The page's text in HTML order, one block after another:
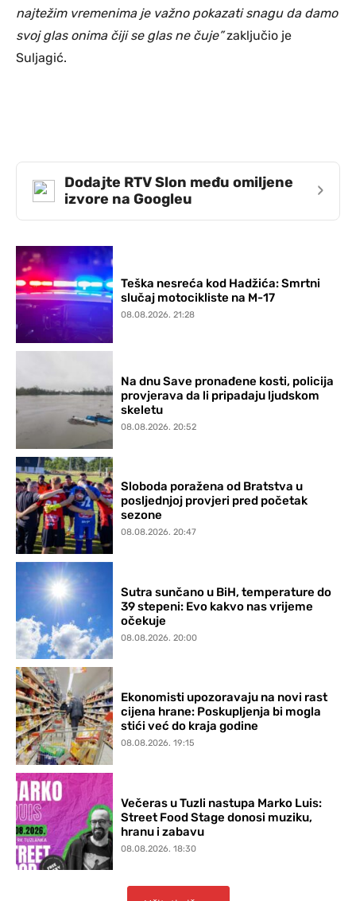
najtežim vremenima je važno pokazati snagu da damo
svoj glas onima čiji se glas ne čuje”zaključio je
Suljagić.
Dodajte RTV Slon među omiljene
izvore na Googleu
›
Teška nesreća kod Hadžića: Smrtni
slučaj motocikliste na M-17
08.08.2026. 21:28
Na dnu Save pronađene kosti, policija
provjerava da li pripadaju ljudskom
skeletu
08.08.2026. 20:52
Sloboda poražena od Bratstva u
posljednjoj provjeri pred početak
sezone
08.08.2026. 20:47
Sutra sunčano u BiH, temperature do
39 stepeni: Evo kakvo nas vrijeme
očekuje
08.08.2026. 20:00
Ekonomisti upozoravaju na novi rast
cijena hrane: Poskupljenja bi mogla
stići već do kraja godine
08.08.2026. 19:15
Večeras u Tuzli nastupa Marko Luis:
Street Food Stage donosi muziku,
hranu i zabavu
08.08.2026. 18:30